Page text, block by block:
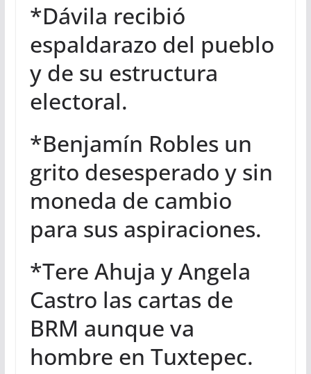
*Dávila recibió
espaldarazo del pueblo
y de su estructura
electoral.
*Benjamín Robles un
grito desesperado y sin
moneda de cambio
para sus aspiraciones.
*Tere Ahuja y Angela
Castro las cartas de
BRM aunque va
hombre en Tuxtepec.